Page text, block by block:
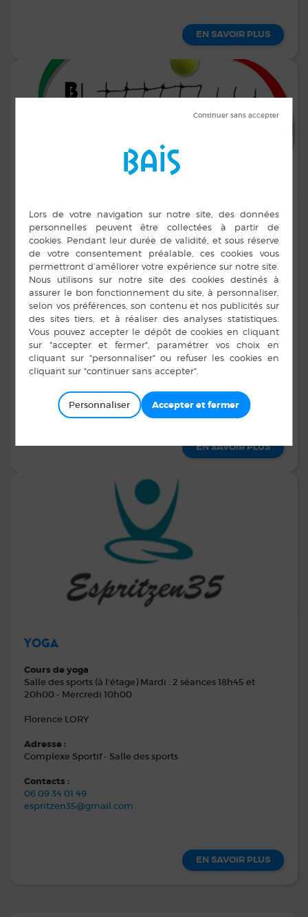
EN SAVOIR PLUS
TROIS RAQUETTES
BADMINTON - TENNIS - TENNIS DE TABLE
Romuald BOURMALO
Adresse :
2 allée des Chênes 35680 Bais
Contacts :
06 24 19 54 13
romuald-bourmalo@orange.fr
EN SAVOIR PLUS
YOGA
Cours de yoga
Salle des sports (à l'étage) Mardi : 2 séances 18h45 et
20h00 - Mercredi 10h00
Florence LORY
Adresse :
Complexe Sportif - Salle des sports
Contacts :
06 09 34 01 49
espritzen35@gmail.com
EN SAVOIR PLUS
Personnaliser